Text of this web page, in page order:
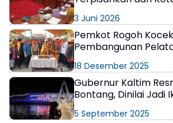
Setiap Kebijaka
3 Juni 2026
Pemkot Rogoh
Pembangunan
18 Desember 2025
Gubernur Kaltim
Bontang, Dinilai Jadi
5 September 2025